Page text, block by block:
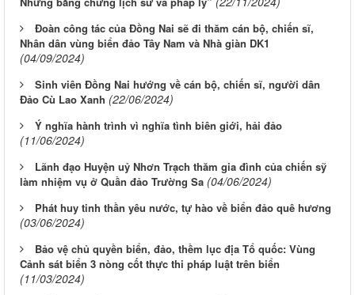
Đoàn công tác của Đồng Nai sẽ đi thăm cán bộ, chiến sĩ,
Nhân dân vùng biển đảo Tây Nam và Nhà giàn DK1
(04/09/2024)
Sinh viên Đồng Nai hướng về cán bộ, chiến sĩ, người dân
Đảo Cù Lao Xanh (22/06/2024)
Ý nghĩa hành trình vì nghĩa tình biên giới, hải đảo
(11/06/2024)
Lãnh đạo Huyện uỷ Nhơn Trạch thăm gia đình của chiến sỹ
làm nhiệm vụ ở Quần đảo Trường Sa (04/06/2024)
Phát huy tinh thần yêu nước, tự hào về biển đảo quê hương
(03/06/2024)
Bảo vệ chủ quyền biển, đảo, thềm lục địa Tổ quốc: Vùng
Cảnh sát biển 3 nòng cốt thực thi pháp luật trên biển
(11/03/2024)